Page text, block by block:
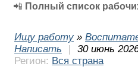
📲 Полный список
Ищу работу »
Написать
|
30 июнь
Регион: Вся страна